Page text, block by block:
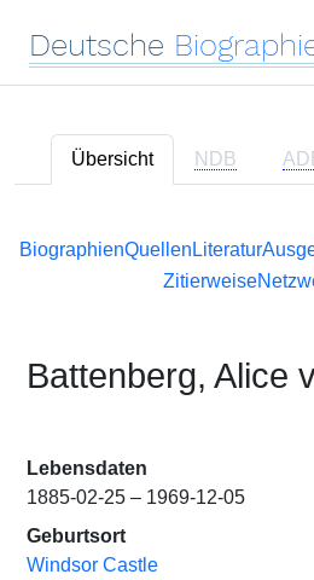
Deutsche
Übersicht NDB
BiographienQuellen Literatur
Zitierweise
Battenberg, Alice
Lebensdaten
1885-02-25 – 1969-12-05
Geburtsort
Windsor Castle